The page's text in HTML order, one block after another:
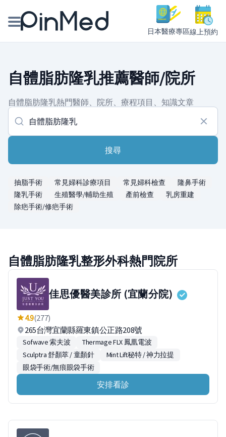
日本醫療專區線上預約
醫師專欄專訪
健康主題館
我是醫療人員
自體脂肪隆乳推薦醫師/院所
自體脂肪隆乳熱門醫師、院所、療程項目、知識文章
搜尋
抽脂手術 常見婦科診療項目 常見婦科檢查
隆鼻手術
隆乳手術
生殖醫學/輔助生殖 產前檢查
乳房重建
除疤手術/修疤手術
自體脂肪隆乳整形外科熱門院所
佳思優醫美診所 (宜蘭分院)
4.9(277)
265台灣宜蘭縣羅東鎮公正路208號
Sofwave 索夫波
Thermage FLX 鳳凰電波
Sculptra 舒顏萃 / 童顏針
Mint Lift秘特 / 神力拉提
眼袋手術/無痕眼袋手術
安排看診